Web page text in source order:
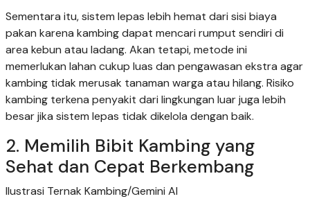
Sementara itu, sistem lepas lebih hemat dari sisi biaya
pakan karena kambing dapat mencari rumput sendiri di
area kebun atau ladang. Akan tetapi, metode ini
memerlukan lahan cukup luas dan pengawasan ekstra agar
kambing tidak merusak tanaman warga atau hilang. Risiko
kambing terkena penyakit dari lingkungan luar juga lebih
besar jika sistem lepas tidak dikelola dengan baik.
2. Memilih Bibit Kambing yang
Sehat dan Cepat Berkembang
Ilustrasi Ternak Kambing/Gemini AI